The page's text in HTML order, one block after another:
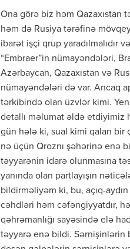
Ona görə biz həm Qazaxıstan
həm də Rusiya tərəfinə
ibarət işçi qrup yaradılmalıdır
“Embraer”in nümayəndələri,
Azərbaycan, Qazaxıstan və
nümayəndələri də var. Ancaq
tərkibində olan üzvlər kimi.
detallı məlumat əldə etdiyimiz
gün hələ ki, sual kimi qalan bir
nə üçün Qroznı şəhərinə enə
təyyarənin idarə olunmasına
yanında olan partlayışın
bildirməliyəm ki, bu, açıq-
cəhdləri həm cəfəngiyyatdır,
qəhrəmanlığı sayəsində elə
təyyarə enə bildi. Sərnişinlərin